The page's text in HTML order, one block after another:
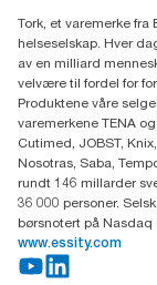
Fredrik
0603 OSLO
Tork, et varemerke
helseselskap. Hver
av en milliard
velvære til fordel for
Produktene våre
varemerkene TENA
Cutimed, JOBST,
Nosotras, Saba,
rundt 146 millarder
36 000 personer.
børsnotert på Nasdaq
www.essity.com